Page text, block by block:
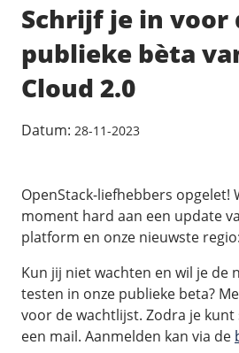
.eu domein
/Security & Compliance
Digitale toegankelijkheid
GDPR Protect
SSL
Orchestration
Kubernetes
/Software
Windows Server
Microsoft Essentials
Plesk
cPanel
DirectAdmin
OpenClaw
Public Cloud
Network
Load balancing
OpenStack Connect
Volumes
Volume storage
Volume backups
Encrypted volumes
STACK - online opslag
Acronis Cyber Protect
iubenda - compliancy
Billdu - facturatieapp
/ Websitebouwer
AI Site Assistant voor WordPress
/TransIP
Ons verhaal
/Overig
Nieuws
Webinars
Library
Vacatures
Hulp nodig?
Controlepaneel
Schrijf je in voor
publieke bèta
Cloud 2.0
Datum: 28-11-2023
OpenStack-liefhebbers opgelet!
moment hard aan een update
platform en onze nieuwste
Kun jij niet wachten en wil je de
testen in onze publieke beta?
voor de wachtlijst. Zodra je
een mail. Aanmelden kan via de